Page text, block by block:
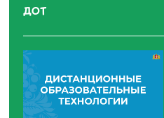
ДОТ